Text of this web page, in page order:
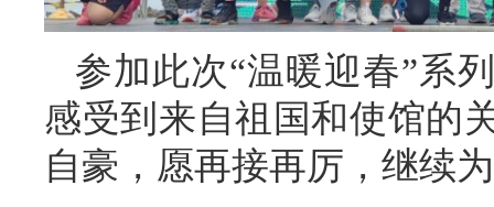
参加此次“温暖迎春”系
感受到来自祖国和使馆的
自豪，愿再接再厉，继续